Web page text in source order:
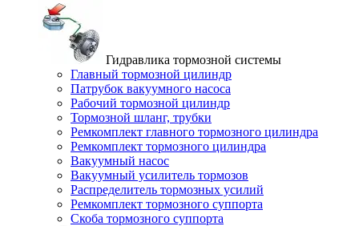
Гидравлика тормозной системы
Главный тормозной цилиндр
Патрубок вакуумного насоса
Рабочий тормозной цилиндр
Тормозной шланг, трубки
Ремкомплект главного тормозного цилиндра
Ремкомплект тормозного цилиндра
Вакуумный насос
Вакуумный усилитель тормозов
Распределитель тормозных усилий
Ремкомплект тормозного суппорта
Скоба тормозного суппорта